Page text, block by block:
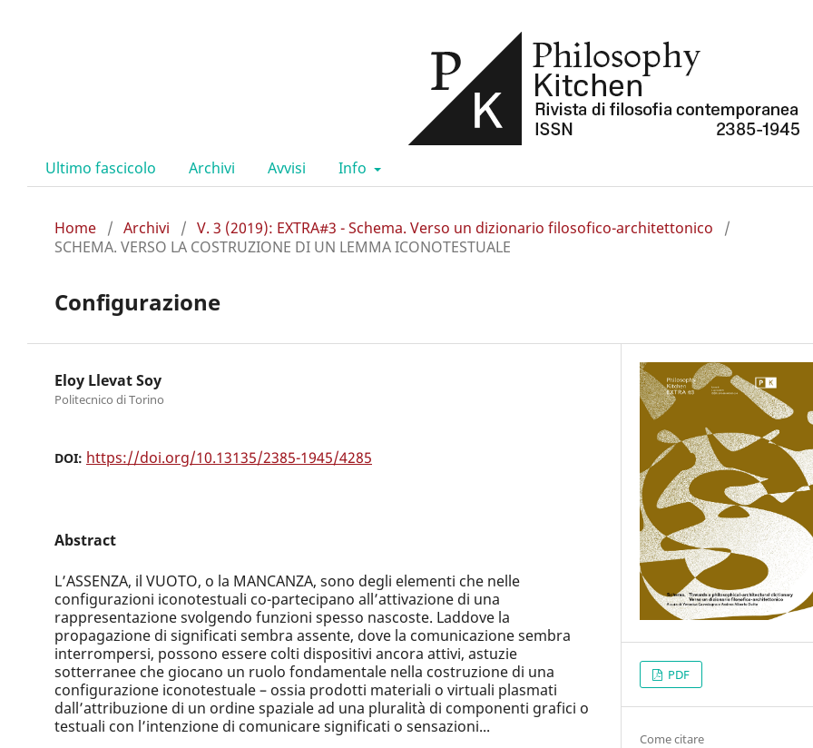
Ultimo fascicolo Archivi Avvisi Info
Home / Archivi / V. 3 (2019): EXTRA#3 - Schema. Verso un dizionario filosofico-architettonico
/
SCHEMA. VERSO LA COSTRUZIONE DI UN LEMMA ICONOTESTUALE
Configurazione
Eloy Llevat Soy
Politecnico di Torino
DOI: https://doi.org/10.13135/2385-1945/4285
Abstract
L’ASSENZA, il VUOTO, o la MANCANZA, sono degli elementi che nelle
configurazioni iconotestuali co-partecipano all’attivazione di una
rappresentazione svolgendo funzioni spesso nascoste. Laddove la
propagazione di significati sembra assente, dove la comunicazione sembra
interrompersi, possono essere colti dispositivi ancora attivi, astuzie
sotterranee che giocano un ruolo fondamentale nella costruzione di una
configurazione iconotestuale – ossia prodotti materiali o virtuali plasmati
dall’attribuzione di un ordine spaziale ad una pluralità di componenti grafici o
testuali con l’intenzione di comunicare significati o sensazioni...
PDF
Come citare